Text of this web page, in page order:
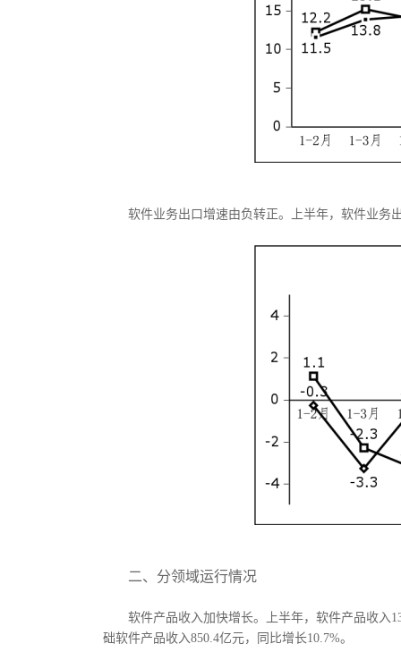
软件业务出口增速由负转正。上半年，软件业务
二、分领域运行情况
软件产品收入加快增长。上半年，软件产品收入
础软件产品收入850.4亿元，同比增长10.7%。